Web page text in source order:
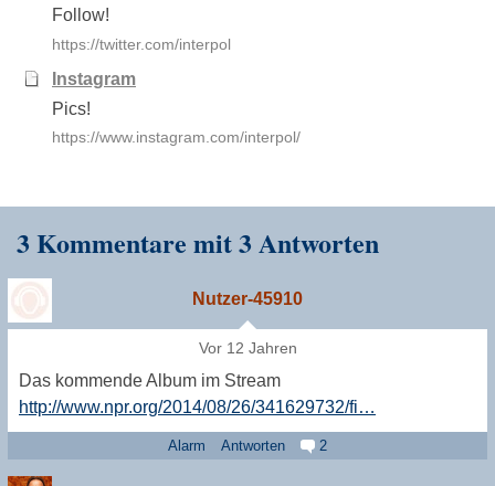
Follow!
https://twitter.com/interpol
Instagram
Pics!
https://www.instagram.com/interpol/
3 Kommentare mit 3 Antworten
Nutzer-45910
Vor 12 Jahren
Das kommende Album im Stream
http://www.npr.org/2014/08/26/341629732/fi…
Alarm Antworten 2